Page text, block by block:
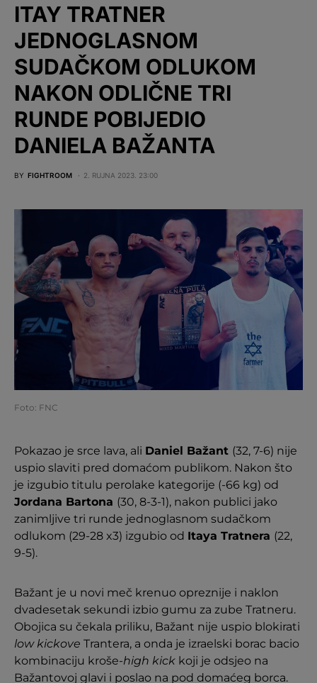
ITAY TRATNER
JEDNOGLASNOM
SUDAČKOM ODLUKOM
NAKON ODLIČNE TRI
RUNDE POBIJEDIO
DANIELA BAŽANTA
BY FIGHTROOM 2. RUJNA 2023. 23:00
Foto: FNC
Pokazao je srce lava, ali Daniel Bažant (32, 7-6) nije
uspio slaviti pred domaćom publikom. Nakon što
je izgubio titulu perolake kategorije (-66 kg) od
Jordana Bartona (30, 8-3-1), nakon publici jako
zanimljive tri runde jednoglasnom sudačkom
odlukom (29-28 x3) izgubio od Itaya Tratnera (22,
9-5).
Bažant je u novi meč krenuo opreznije i naklon
dvadesetak sekundi izbio gumu za zube Tratneru.
Obojica su čekala priliku, Bažant nije uspio blokirati
low kickove Trantera, a onda je izraelski borac bacio
kombinaciju kroše-high kick koji je odsjeo na
Bažantovoj glavi i poslao na pod domaćeg borca.